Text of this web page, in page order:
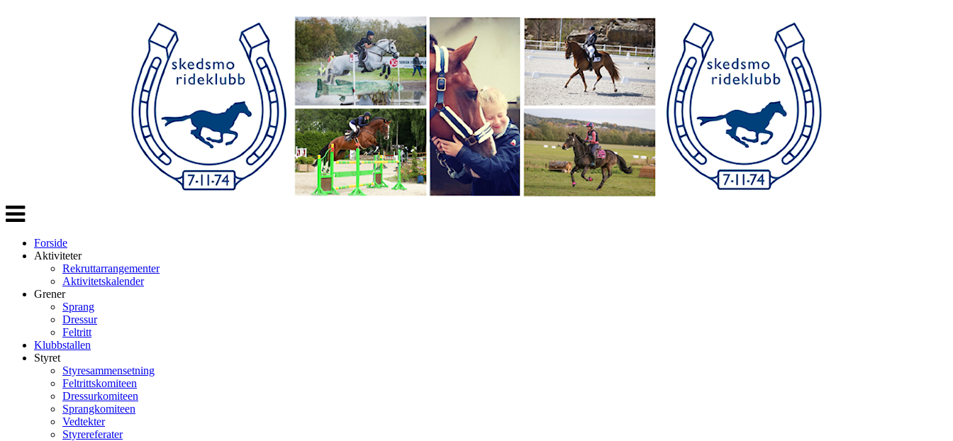
Veksle
navigasjon
Forside
Aktiviteter
Rekruttarrangementer
Aktivitetskalender
Grener
Sprang
Dressur
Feltritt
Klubbstallen
Styret
Styresammensetning
Feltrittskomiteen
Dressurkomiteen
Sprangkomiteen
Vedtekter
Styrereferater